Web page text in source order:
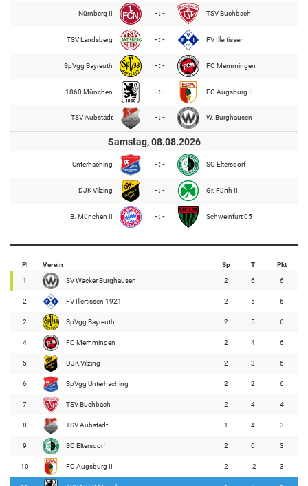
Nürnberg II - : - TSV Buchbach
TSV Landsberg - : - FV Illertissen
SpVgg Bayreuth - : - FC Memmingen
1860 München - : - FC Augsburg II
TSV Aubstadt - : - W. Burghausen
Samstag, 08.08.2026
Unterhaching - : - SC Eltersdorf
DJK Vilzing - : - Gr. Fürth II
B. München II - : - Schweinfurt 05
Pl Verein Sp T Pkt
1 SV Wacker Burghausen 2 6 6
2 FV Illertissen 1921 2 5 6
2 SpVgg Bayreuth 2 5 6
4 FC Memmingen 2 4 6
5 DJK Vilzing 2 3 6
6 SpVgg Unterhaching 2 2 6
7 TSV Buchbach 2 4 4
8 TSV Aubstadt 1 4 3
9 SC Eltersdorf 2 0 3
10 FC Augsburg II 2 -2 3